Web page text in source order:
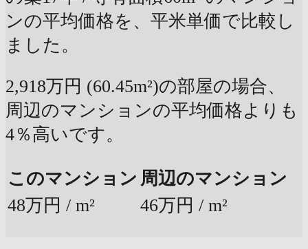
ンの平均価格を、平米単価で比較し
ました。
2,918万円 (60.45m²)の部屋の場合、
周辺のマンションの平均価格よりも
4％高いです。
このマンション 周辺のマンション
48万円 / m²
46万円 / m²